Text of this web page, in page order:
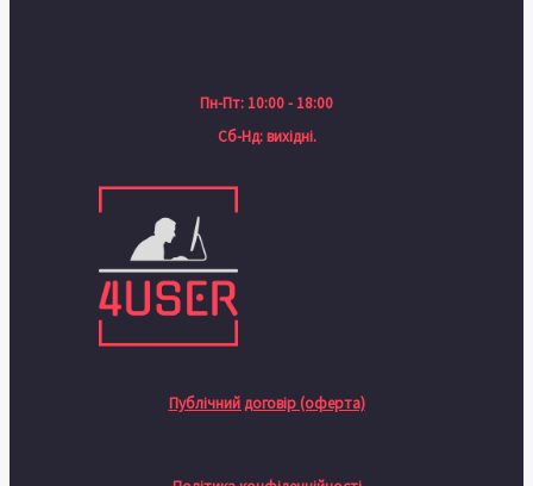
Пн-Пт: 10:00 - 18:00
Сб-Нд: вихідні.
Публічний договір (оферта)